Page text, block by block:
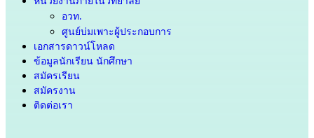
อวท.
ศูนย์บ่มเพาะผู้ประกอบการ
เอกสารดาวน์โหลด
ข้อมูลนักเรียน นักศึกษา
สมัครเรียน
สมัครงาน
ติดต่อเรา